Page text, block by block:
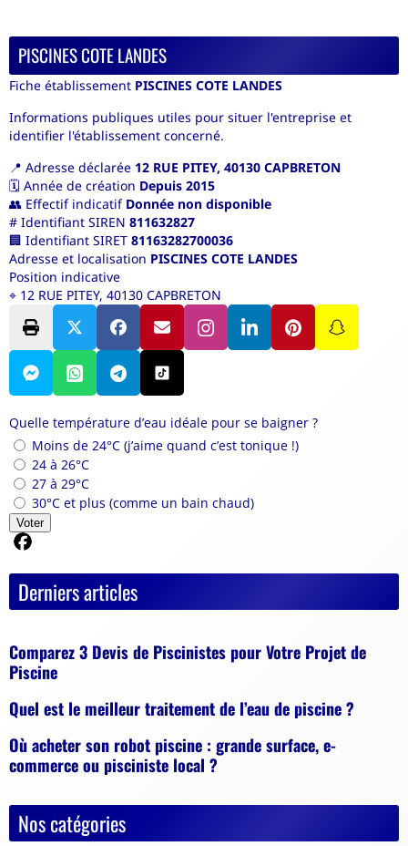
PISCINES COTE LANDES
Fiche établissement PISCINES COTE LANDES
Informations publiques utiles pour situer l'entreprise et
identifier l'établissement concerné.
📍 Adresse déclarée 12 RUE PITEY, 40130 CAPBRETON
🗓️ Année de création Depuis 2015
👥 Effectif indicatif Donnée non disponible
# Identifiant SIREN 811632827
🏢 Identifiant SIRET 81163282700036
Adresse et localisation PISCINES COTE LANDES
Position indicative
⌖ 12 RUE PITEY, 40130 CAPBRETON
Quelle température d’eau idéale pour se baigner ?
Moins de 24°C (j’aime quand c’est tonique !)
24 à 26°C
27 à 29°C
30°C et plus (comme un bain chaud)
Voter
Derniers articles
Comparez 3 Devis de Piscinistes pour Votre Projet de
Piscine
Quel est le meilleur traitement de l’eau de piscine ?
Où acheter son robot piscine : grande surface, e-
commerce ou pisciniste local ?
Nos catégories